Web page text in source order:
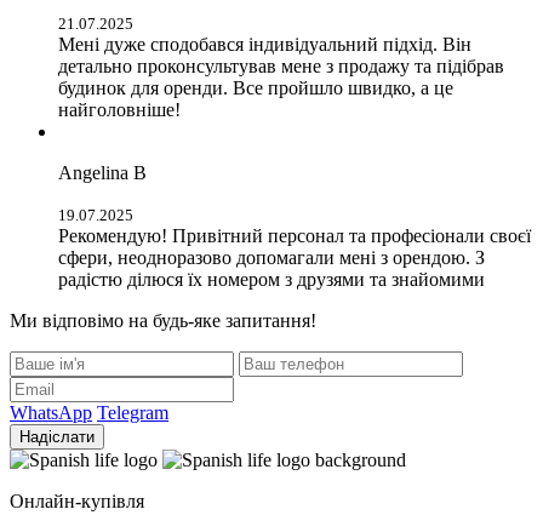
21.07.2025
Мені дуже сподобався індивідуальний підхід. Він
детально проконсультував мене з продажу та підібрав
будинок для оренди. Все пройшло швидко, а це
найголовніше!
Angelina B
19.07.2025
Рекомендую! Привітний персонал та професіонали своєї
сфери, неодноразово допомагали мені з орендою. З
радістю ділюся їх номером з друзями та знайомими
Ми відповімо на будь-яке запитання!
WhatsApp Telegram
Надіслати
Онлайн-купівля